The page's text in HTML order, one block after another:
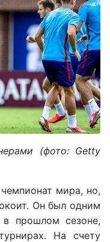
(фото: Getty
мира, но,
Он был одним
прошлом сезоне,
На счету